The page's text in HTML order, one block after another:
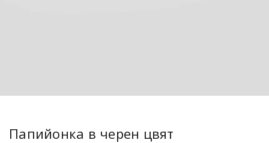
Папийонка в черен цвят